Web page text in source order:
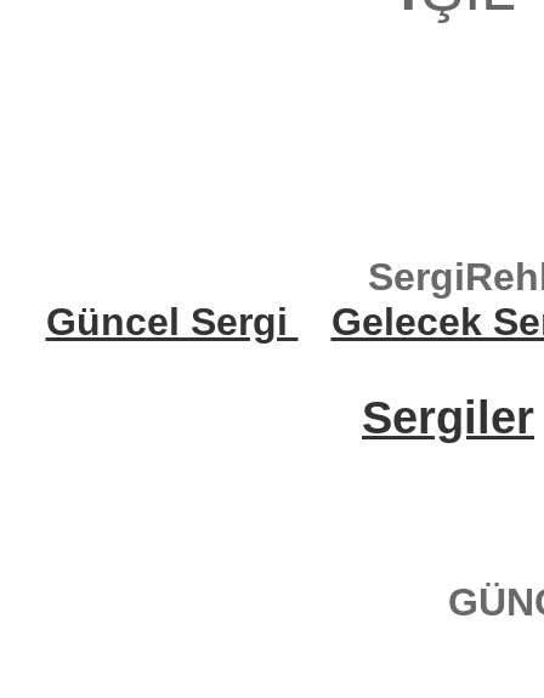
Güncel Sergi
Gelecek
Sergiler